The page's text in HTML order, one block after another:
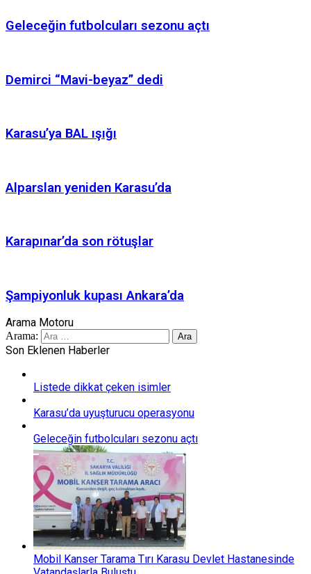
Geleceğin futbolcuları sezonu açtı
Demirci “Mavi-beyaz” dedi
Karasu’ya BAL ışığı
Alparslan yeniden Karasu’da
Karapınar’da son rötuşlar
Şampiyonluk kupası Ankara’da
Arama Motoru
Arama:
Son Eklenen Haberler
Listede dikkat çeken isimler
Karasu’da uyuşturucu operasyonu
Geleceğin futbolcuları sezonu açtı
Mobil Kanser Tarama Tırı Karasu Devlet Hastanesinde